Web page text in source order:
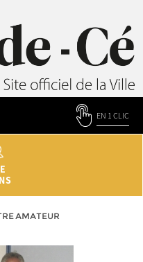
EN 1 CLIC
AMATEUR